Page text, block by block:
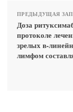
ПРЕДЫДУЩАЯ
Доза
протоколе
зрелых в-
лимфом